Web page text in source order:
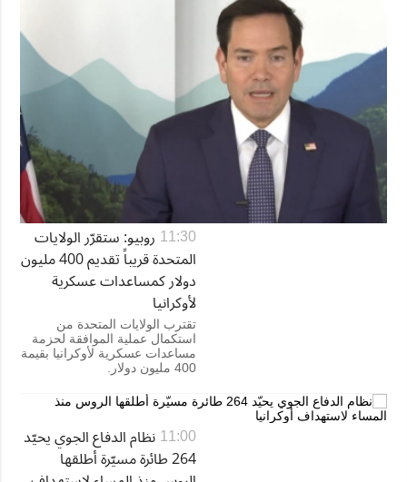
11:30 روبيو: ستقرّر الولايات
المتحدة قريباً تقديم 400 مليون
دولار كمساعدات عسكرية
لأوكرانيا
تقترب الولايات المتحدة من
استكمال عملية الموافقة لحزمة
مساعدات عسكرية لأوكرانيا بقيمة
400 مليون دولار.
11:00 نظام الدفاع الجوي يحيّد
264 طائرة مسيّرة أطلقها